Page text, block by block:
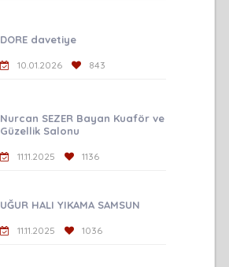
DORE davetiye
10.01.2026 843
Nurcan SEZER Bayan Kuaför ve
Güzellik Salonu
11.11.2025 1136
UĞUR HALI YIKAMA SAMSUN
11.11.2025 1036